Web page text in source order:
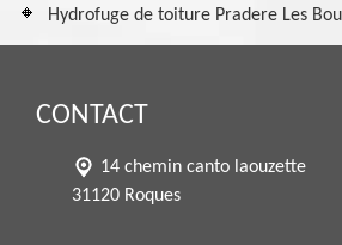
Hydrofuge de toiture Pradere Les
CONTACT
14 chemin canto laouzette
31120 Roques